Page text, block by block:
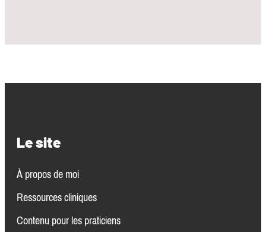
Le site
À propos de moi
Ressources cliniques
Contenu pour les praticiens